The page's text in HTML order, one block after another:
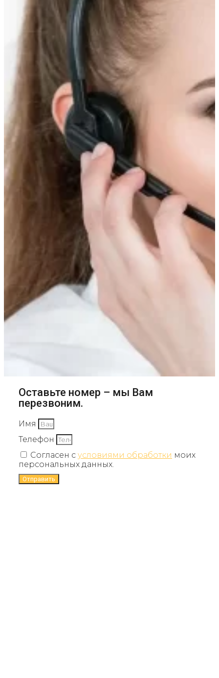
Оставьте номер – мы Вам
перезвоним.
Имя
Телефон
Согласен с условиями обработки моих
персональных данных.
Отправить